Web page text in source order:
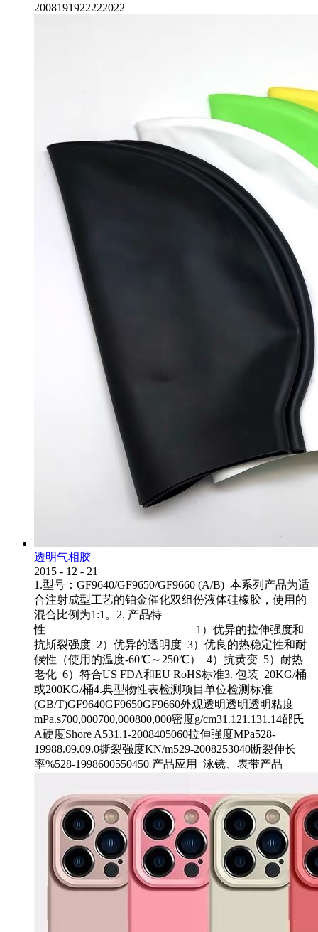
2008191922222022
透明气相胶
2015 - 12 - 21
1.型号：GF9640/GF9650/GF9660 (A/B) 本系列产品为适
合注射成型工艺的铂金催化双组份液体硅橡胶，使用的
混合比例为1:1。2. 产品特
性 1）优异的拉伸强度和
抗斯裂强度 2）优异的透明度 3）优良的热稳定性和耐
候性（使用的温度-60℃～250℃） 4）抗黄变 5）耐热
老化 6）符合US FDA和EU RoHS标准3. 包装 20KG/桶
或200KG/桶4.典型物性表检测项目单位检测标准
(GB/T)GF9640GF9650GF9660外观透明透明透明粘度
mPa.s700,000700,000800,000密度g/cm31.121.131.14邵氏
A硬度Shore A531.1-2008405060拉伸强度MPa528-
19988.09.09.0撕裂强度KN/m529-2008253040断裂伸长
率%528-1998600550450 产品应用 泳镜、表带产品